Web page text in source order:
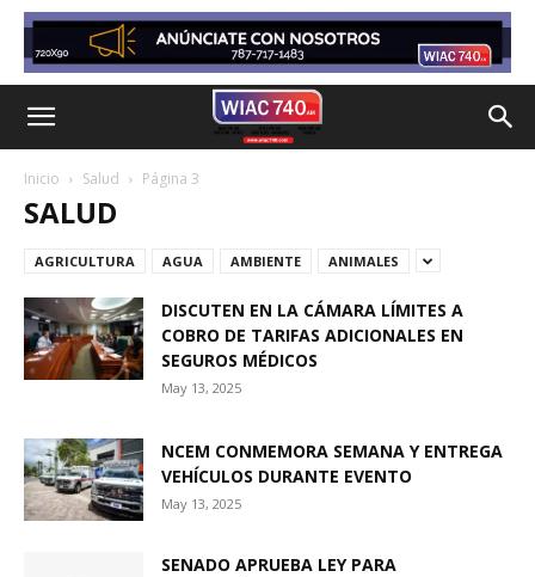
Inicio Salud Página 3
SALUD
AGRICULTURA AGUA AMBIENTE ANIMALES
DISCUTEN EN LA CÁMARA LÍMITES A
COBRO DE TARIFAS ADICIONALES EN
SEGUROS MÉDICOS
May 13, 2025
NCEM CONMEMORA SEMANA Y ENTREGA
VEHÍCULOS DURANTE EVENTO
May 13, 2025
SENADO APRUEBA LEY PARA